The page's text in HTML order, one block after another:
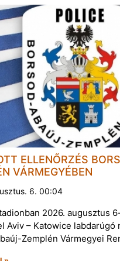
ELLENŐRZÉS
VÁRMEGYÉBEN
6. 00:04
2026. augusztus
Aviv – Katowice labdarúgó
Zemplén Vármegyei